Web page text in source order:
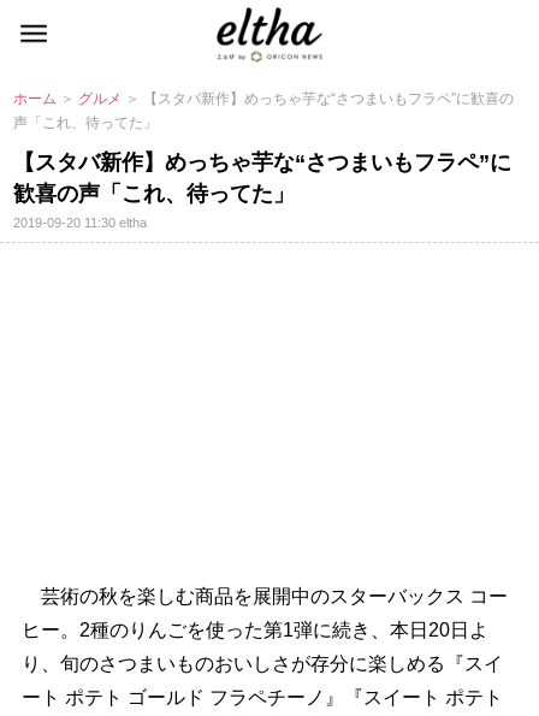
ホーム ＞ グルメ ＞ 【スタバ新作】めっちゃ芋な“さつまいもフラペ”に歓喜の
声「これ、待ってた」
【スタバ新作】めっちゃ芋な“さつまいもフラペ”に
歓喜の声「これ、待ってた」
2019-09-20 11:30eltha
芸術の秋を楽しむ商品を展開中のスターバックス コー
ヒー。2種のりんごを使った第1弾に続き、本日20日よ
り、旬のさつまいものおいしさが存分に楽しめる『スイ
ート ポテト ゴールド フラペチーノ』『スイート ポテト